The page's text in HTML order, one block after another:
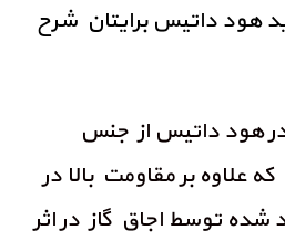
هود داتیس برایتان شرح
هود داتیس از جنس
بر مقاومت بالا در
شده توسط اجاق گاز در اثر